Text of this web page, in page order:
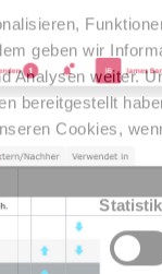
geben wir
Analysen weiter.
bereitgestellt
Cookies,